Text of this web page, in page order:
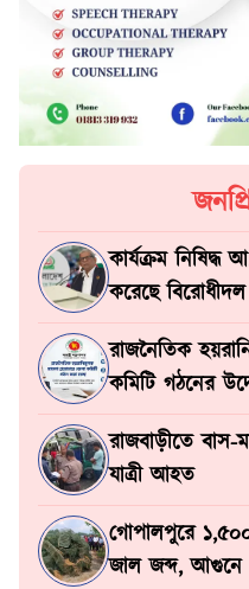
কার্যক্রম
করেছে
রাজনৈতিক
কমিটি গঠনের
রাজবাড়ীতে বাস-
যাত্রী আহত
গোপালপুরে
জাল জব্দ, আগুনে